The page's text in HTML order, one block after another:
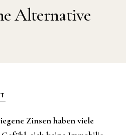
Alternative
Zinsen haben viele